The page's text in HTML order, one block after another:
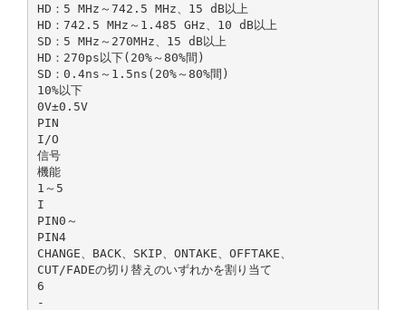
HD：5 MHz～742.5 MHz、15 dB以上
HD：742.5 MHz～1.485 GHz、10 dB以上
SD：5 MHz～270MHz、15 dB以上
HD：270ps以下(20%～80%間)
SD：0.4ns～1.5ns(20%～80%間)
10%以下
0V±0.5V
PIN
I/O
信号
機能
1～5
I
PIN0～
PIN4
CHANGE、BACK、SKIP、ONTAKE、OFFTAKE、
CUT/FADEの切り替えのいずれかを割り当て
6
-